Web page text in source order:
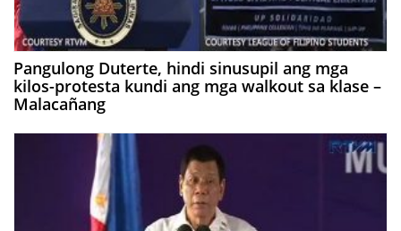
Pangulong Duterte, hindi sinusupil ang mga
kilos-protesta kundi ang mga walkout sa klase –
Malacañang